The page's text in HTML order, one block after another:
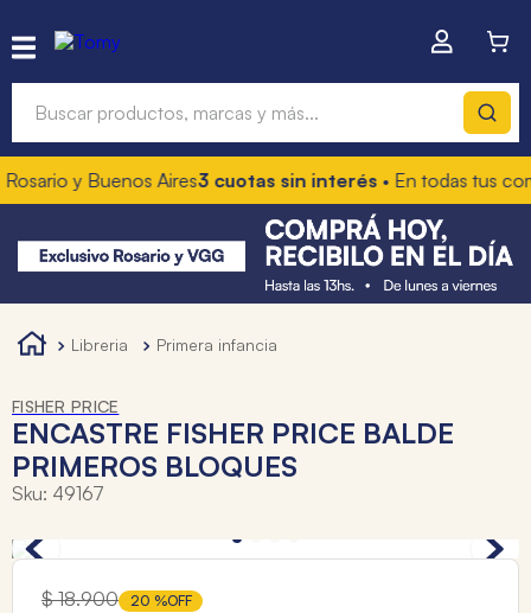
y Buenos Aires3 cuotas sin interés• En todas tus
libreria primera infancia
FISHER PRICE
ENCASTRE FISHER PRICE BALDE
PRIMEROS BLOQUES
Sku: 49167
$ 18.900 20 %OFF
Términos más buscados
1.
hot wheels
3